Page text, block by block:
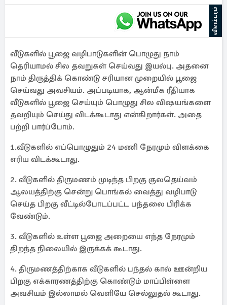
விளம்பரம்
வீடுகளில் பூஜை வழிபாடுகளின் பொழுது நாம்
தெரியாமல் சில தவறுகள் செய்வது இயல்பு. அதனை
நாம் திருத்திக் கொண்டு சரியான முறையில் பூஜை
செய்வது அவசியம். அப்படியாக, ஆன்மீக ரீதியாக
வீடுகளில் பூஜை செய்யும் பொழுது சில விஷயங்களை
தவறியும் செய்து விடக்கூடாது என்கிறார்கள். அதை
பற்றி பார்ப்போம்.
1.வீடுகளில் எப்பொழுதும் 24 மணி நேரமும் விளக்கை
எரிய விடக்கூடாது.
2. வீடுகளில் திருமணம் முடிந்த பிறகு குலதெய்வம்
ஆலயத்திற்கு சென்று பொங்கல் வைத்து வழிபாடு
செய்த பிறகு வீட்டில்போடப்பட்ட பந்தலை பிரிக்க
வேண்டும்.
3. வீடுகளில் உள்ள பூஜை அறையை எந்த நேரமும்
திறந்த நிலையில் இருக்கக் கூடாது.
4. திருமணத்திற்காக வீடுகளில் பந்தல் கால் ஊன்றிய
பிறகு எக்காரணத்திற்கு கொண்டும் மாப்பிள்ளை
அவசியம் இல்லாமல் வெளியே செல்லுதல் கூடாது.